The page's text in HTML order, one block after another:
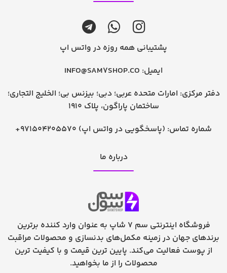
پشتیبانی همه روزه در واتس اپ
ایمیل: INFO@SAM7SHOP.CO
دفتر مرکزی: امارات متحده عربی؛ دبی؛ بیزنس بی؛ الخلیج التجاری؛
ساختمان پاراگون، پلاک 1910
شماره تماس: +971504205570 (پاسخگویی در واتس اپ)
درباره ما
فروشگاه اینترنتی سم 7 شاپ به عنوان وارد کننده برترین
برندهای جهان در زمینه مکمل‌های بدنسازی و محصولات مراقبت
از پوست فعالیت می‌کند. پایین ترین قیمت و با کیفیت ترین
محصولات را از ما بخواهید.